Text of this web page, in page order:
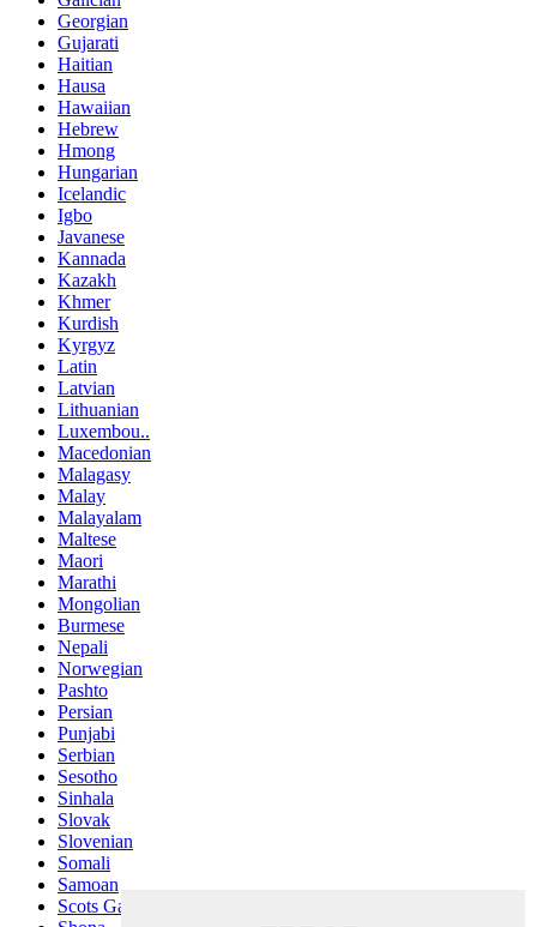
Georgian
Gujarati
Haitian
Hausa
Hawaiian
Hebrew
Hmong
Hungarian
Icelandic
Igbo
Javanese
Kannada
Kazakh
Khmer
Kurdish
Kyrgyz
Latin
Latvian
Lithuanian
Luxembou..
Macedonian
Malagasy
Malay
Malayalam
Maltese
Maori
Marathi
Mongolian
Burmese
Nepali
Norwegian
Pashto
Persian
Punjabi
Serbian
Sesotho
Sinhala
Slovak
Slovenian
Somali
Samoan
Scots Gaelic